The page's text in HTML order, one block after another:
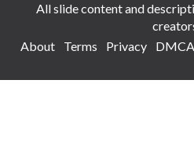
All slide content and
About
Terms Privacy DMCA